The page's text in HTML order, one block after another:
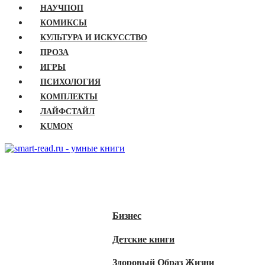
НАУЧПОП
КОМИКСЫ
КУЛЬТУРА И ИСКУССТВО
ПРОЗА
ИГРЫ
ПСИХОЛОГИЯ
КОМПЛЕКТЫ
ЛАЙФСТАЙЛ
KUMON
Бизнес
Детские книги
Здоровый Образ Жизни